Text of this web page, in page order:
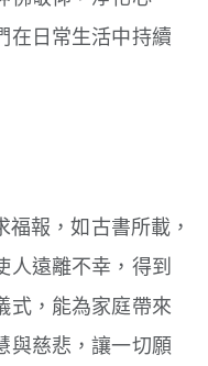
在日常生活中持續
福報，如古書所載，
人遠離不幸， 得到
式， 能為家庭帶來
與慈悲，讓一切願